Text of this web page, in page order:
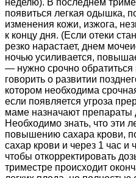
неделю). В последнем
появиться легкая одышка,
изменения кожи, изжога,
к концу дня. (Если отеки
резко нарастает, днем
ночью усиливается,
— нужно срочно обратиться
говорить о развитии
котором необходима
если появляется угроза
маме назначают препараты
Необходимо знать, что эти
повышению сахара крови,
сахар крови и через 1 час и
чтобы откорректировать
триместре происходит